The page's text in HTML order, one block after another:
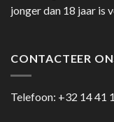
jonger dan 18 jaar is
CONTACTEER
Telefoon: +32 14 41